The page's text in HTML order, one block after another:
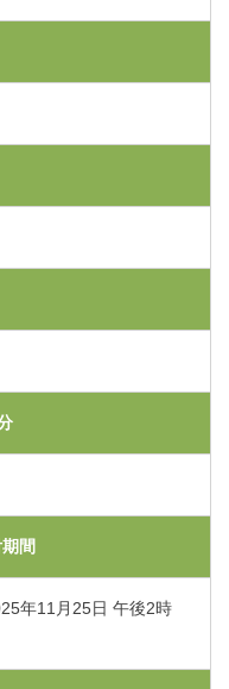
間
年11月25日 午後2時
word）
pdf）
（word）